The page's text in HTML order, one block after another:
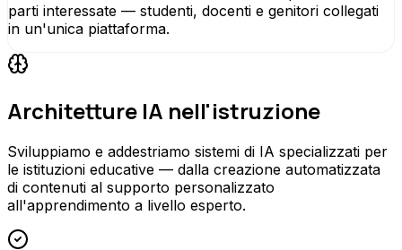
parti interessate — studenti, docenti e genitori collegati
in un'unica piattaforma.
Architetture IA nell'istruzione
Sviluppiamo e addestriamo sistemi di IA specializzati per
le istituzioni educative — dalla creazione automatizzata
di contenuti al supporto personalizzato
all'apprendimento a livello esperto.